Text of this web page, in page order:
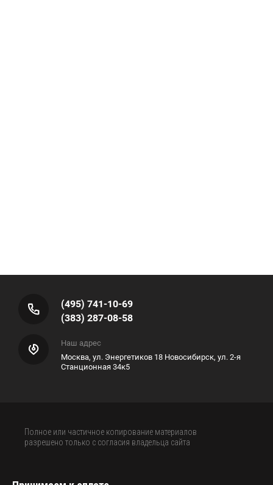
(495) 741-10-69
(383) 287-08-58
Наш адрес
Москва, ул. Энергетиков 18 Новосибирск, ул. 2-я
Станционная 34к5
Полное или частичное копирование материалов
разрешено только с согласия владельца сайта